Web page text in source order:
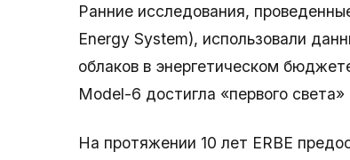
Ранние исследования,
Energy System), использовали
облаков в энергетическом
Model-6 достигла «первого света»
На протяжении 10 лет ERBE